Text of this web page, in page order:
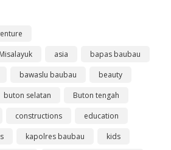
asia
bapas baubau
bawaslu baubau
beauty
buton selatan
Buton tengah
constructions
education
kapolres baubau
kids